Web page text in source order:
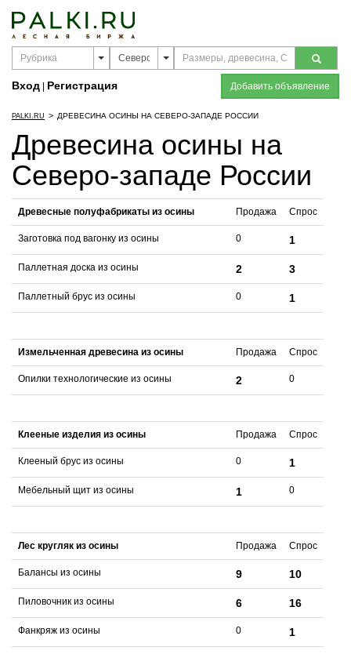
Вход | Регистрация Добавить объявление
PALKI.RU > ДРЕВЕСИНА ОСИНЫ НА СЕВЕРО-ЗАПАДЕ РОССИИ
Древесина осины на
Северо-западе России
Древесные полуфабрикаты из осины Продажа Спрос
Заготовка под вагонку из осины 0 1
Паллетная доска из осины 2 3
Паллетный брус из осины 0 1
Измельченная древесина из осины Продажа Спрос
Опилки технологические из осины 2 0
Клееные изделия из осины Продажа Спрос
Клееный брус из осины 0 1
Мебельный щит из осины 1 0
Лес кругляк из осины Продажа Спрос
Балансы из осины 9 10
Пиловочник из осины 6 16
Фанкряж из осины 0 1